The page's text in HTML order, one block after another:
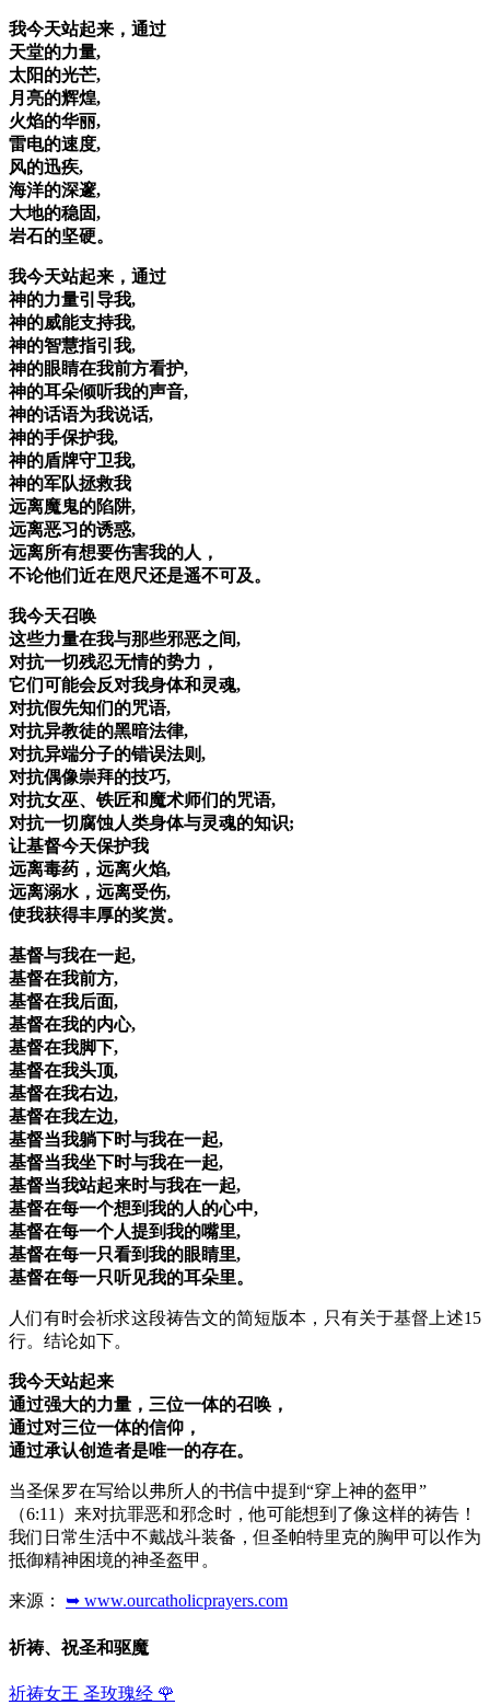
我今天站起来，通过
天堂的力量,
太阳的光芒,
月亮的辉煌,
火焰的华丽,
雷电的速度,
风的迅疾,
海洋的深邃,
大地的稳固,
岩石的坚硬。
我今天站起来，通过
神的力量引导我,
神的威能支持我,
神的智慧指引我,
神的眼睛在我前方看护,
神的耳朵倾听我的声音,
神的话语为我说话,
神的手保护我,
神的盾牌守卫我,
神的军队拯救我
远离魔鬼的陷阱,
远离恶习的诱惑,
远离所有想要伤害我的人，
不论他们近在咫尺还是遥不可及。
我今天召唤
这些力量在我与那些邪恶之间,
对抗一切残忍无情的势力，
它们可能会反对我身体和灵魂,
对抗假先知们的咒语,
对抗异教徒的黑暗法律,
对抗异端分子的错误法则,
对抗偶像崇拜的技巧,
对抗女巫、铁匠和魔术师们的咒语,
对抗一切腐蚀人类身体与灵魂的知识;
让基督今天保护我
远离毒药，远离火焰,
远离溺水，远离受伤,
使我获得丰厚的奖赏。
基督与我在一起,
基督在我前方,
基督在我后面,
基督在我的内心,
基督在我脚下,
基督在我头顶,
基督在我右边,
基督在我左边,
基督当我躺下时与我在一起,
基督当我坐下时与我在一起,
基督当我站起来时与我在一起,
基督在每一个想到我的人的心中,
基督在每一个人提到我的嘴里,
基督在每一只看到我的眼睛里,
基督在每一只听见我的耳朵里。
人们有时会祈求这段祷告文的简短版本，只有关于基督上述15
行。结论如下。
我今天站起来
通过强大的力量，三位一体的召唤，
通过对三位一体的信仰，
通过承认创造者是唯一的存在。
当圣保罗在写给以弗所人的书信中提到“穿上神的盔甲”
（6:11）来对抗罪恶和邪念时，他可能想到了像这样的祷告！
我们日常生活中不戴战斗装备，但圣帕特里克的胸甲可以作为
抵御精神困境的神圣盔甲。
来源： ➥ www.ourcatholicprayers.com
祈祷、祝圣和驱魔
祈祷女王 圣玫瑰经 🌹